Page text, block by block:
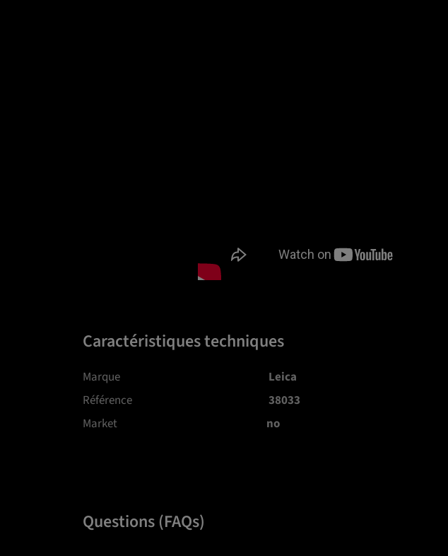
Caractéristiques techniques
Marque
Leica
Référence
38033
Market
no
Questions (FAQs)